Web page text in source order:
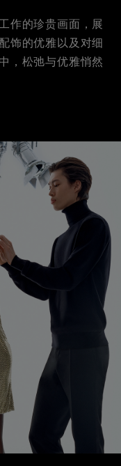
作的珍贵画面，展
饰的优雅以及对细
，松弛与优雅悄然